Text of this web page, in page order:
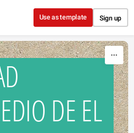
Skip to content
Use as template Sign up
DE EL